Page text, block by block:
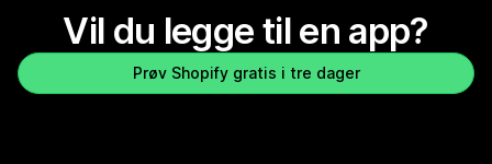
Vil du legge til en app?
Prøv Shopify gratis i tre dager